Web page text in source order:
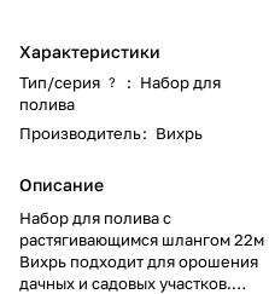
Характеристики
Тип/серия ? : Набор для
полива
Производитель: Вихрь
Описание
Набор для полива с
растягивающимся шлангом 22м
Вихрь подходит для орошения
дачных и садовых участков.